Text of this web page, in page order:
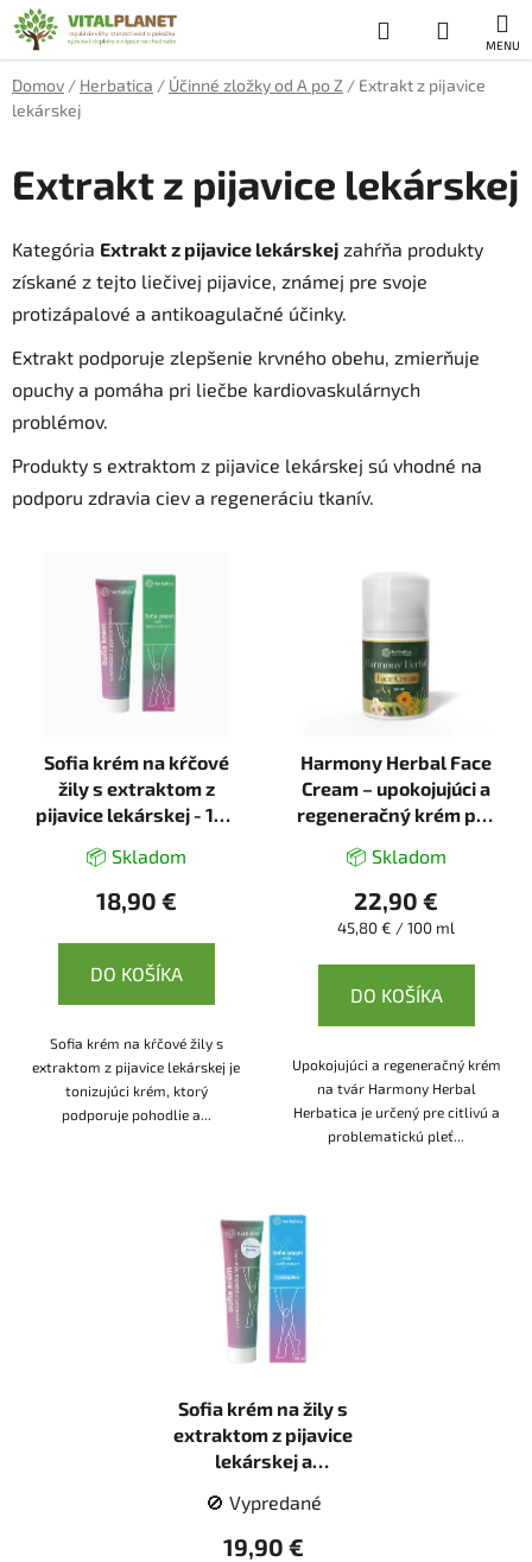
Prejsť
na
obsah
Hľadať
KOŠÍK
Domov / Herbatica / Účinné zložky od A po Z / Extrakt z pijavice
lekárskej
Extrakt z pijavice lekárskej
Kategória Extrakt z pijavice lekárskej zahŕňa produkty
získané z tejto liečivej pijavice, známej pre svoje
protizápalové a antikoagulačné účinky.
Extrakt podporuje zlepšenie krvného obehu, zmierňuje
opuchy a pomáha pri liečbe kardiovaskulárnych
problémov.
Produkty s extraktom z pijavice lekárskej sú vhodné na
podporu zdravia ciev a regeneráciu tkanív.
Sofia krém na kŕčové
žily s extraktom z
pijavice lekárskej - 150
📦 Skladom
18,90 €
DO KOŠÍKA
Sofia krém na kŕčové žily s
extraktom z pijavice lekárskej je
tonizujúci krém, ktorý
podporuje pohodlie a...
Harmony Herbal Face
Cream – upokojujúci a
regeneračný krém pre
pleť - 50 ml - Herbatica
📦 Skladom
22,90 €
Jednotková
45,80 € / 100 ml
DO KOŠÍKA
Upokojujúci a regeneračný krém
na tvár Harmony Herbal
Herbatica je určený pre citlivú a
problematickú pleť...
Sofia krém na žily s
extraktom z pijavice
lekárskej a
s chladivým efektom -
150 ml - Herbatica
🚫 Vypredané
19,90 €